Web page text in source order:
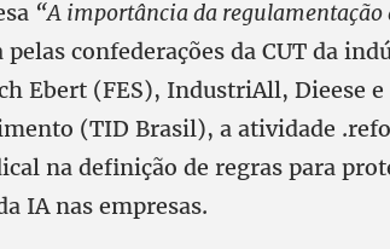
“A importância da regulamentação
pelas confederações da CUT da
Ebert (FES), IndustriAll, Dieese
(TID Brasil), a atividade
na definição de regras para
IA nas empresas.